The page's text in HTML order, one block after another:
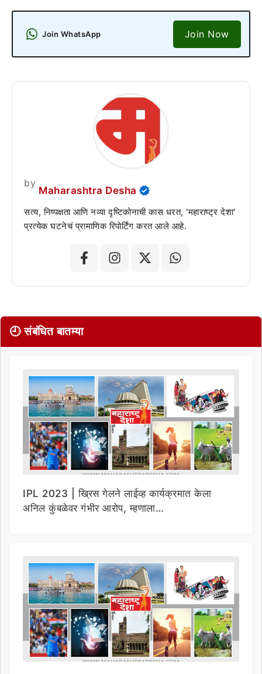
Join WhatsApp Join Now
by
Maharashtra Desha
सत्य, निष्पक्षता आणि नव्या दृष्टिकोनाची कास धरत, 'महाराष्ट्र देशा'
प्रत्येक घटनेचं प्रामाणिक रिपोर्टिंग करत आले आहे.
🕘 संबंधित बातम्या
IPL 2023 | ख्रिस गेलने लाईव्ह कार्यक्रमात केला
अनिल कुंबळेवर गंभीर आरोप, म्हणाला…